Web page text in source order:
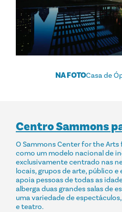
NA FOTOCasa de
Centro Sammons
O Sammons Center for the
como um modelo nacional de
exclusivamente centrado nas
locais, grupos de arte, público
apoia pessoas de todas as
alberga duas grandes salas de
uma variedade de
e teatro.